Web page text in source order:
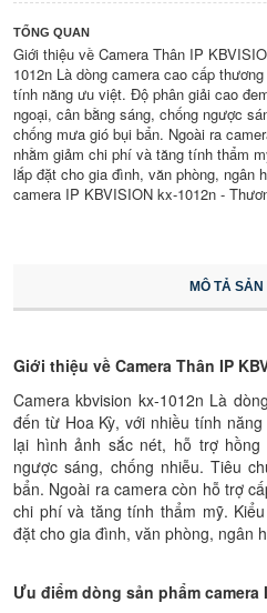
TỔNG QUAN
Giới thiệu về Camera Thân IP
1012n Là dòng camera cao cấp
tính năng ưu việt. Độ phân giải cao
ngoại, cân bằng sáng, chống ngược
chống mưa gió bụi bẩn. Ngoài ra
nhằm giảm chi phí và tăng tính thẩm
lắp đặt cho gia đình, văn phòng, ngân
camera IP KBVISION kx-1012n -
MÔ TẢ SẢN
Giới thiệu về Camera Thân IP
Camera kbvision kx-1012n Là
đến từ Hoa Kỳ, với nhiều tính
lại hình ảnh sắc nét, hỗ trợ hồng
ngược sáng, chống nhiễu. Tiêu
bẩn. Ngoài ra camera còn hỗ trợ
chi phí và tăng tính thẩm mỹ.
đặt cho gia đình, văn phòng, ngân
Ưu điểm dòng sản phẩm camera